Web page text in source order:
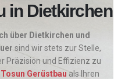
in Dietkirchen
über Dietkirchen und
sind wir stets zur Stelle,
Präzision und Effizienz zu
Tosun Gerüstbau als Ihren